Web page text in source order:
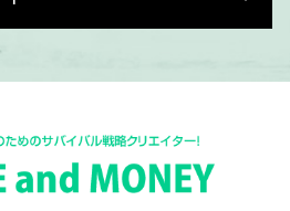
務処理
人事業主 上限
択結果
金
込み
付申請
書
助金申請